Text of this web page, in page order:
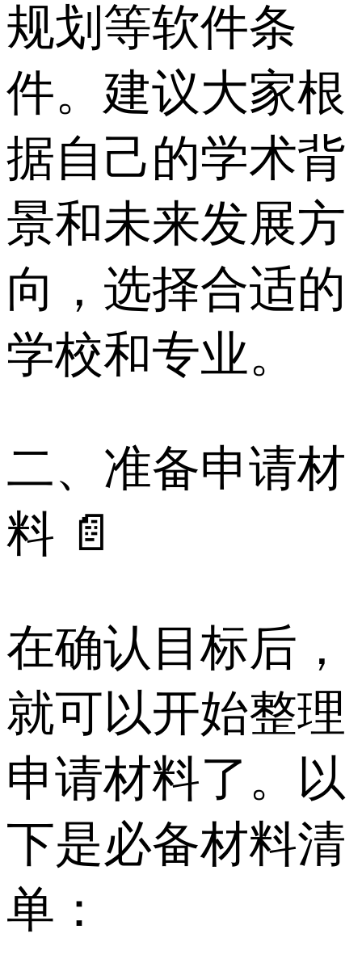
规划等软件条
件。建议大家根
据自己的学术背
景和未来发展方
向，选择合适的
学校和专业。
二、准备申请材
料 📄
在确认目标后，
就可以开始整理
申请材料了。以
下是必备材料清
单：